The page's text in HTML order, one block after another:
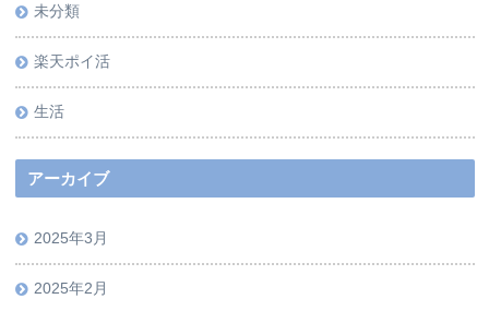
未分類
楽天ポイ活
生活
アーカイブ
2025年3月
2025年2月